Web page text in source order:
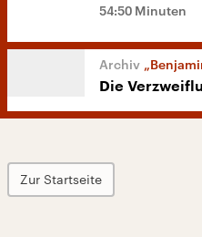
54:50 Minuten
Die
Zur Startseite